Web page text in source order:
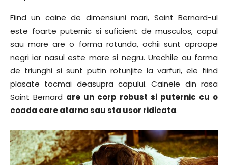
Fiind un caine de dimensiuni mari, Saint Bernard-ul
este foarte puternic si suficient de musculos, capul
sau mare are o forma rotunda, ochii sunt aproape
negri iar nasul este mare si negru. Urechile au forma
de triunghi si sunt putin rotunjite la varfuri, ele fiind
plasate tocmai deasupra capului. Cainele din rasa
Saint Bernard are un corp robust si puternic cu o
coada care atarna sau sta usor ridicata.